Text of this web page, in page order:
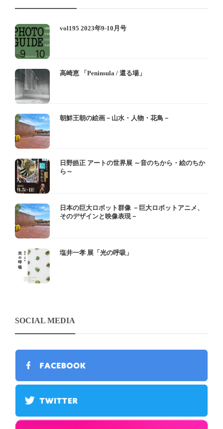
vol195 2023年9-10月号
高崎恵 「Peninsula / 還る場」
朝鮮王朝の絵画－山水・人物・花鳥－
日野皓正 アートの世界展 ～音のちから・絵のちか
ら～
日本の巨大ロボット群像 －巨大ロボットアニメ、
そのデザインと映像表現－
塩井一孝 展「光の呼吸」
SOCIAL MEDIA